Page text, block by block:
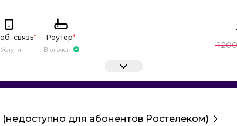
связь*
Услуги
Роутер*
Включен 1200
для абонентов Ростелеком)